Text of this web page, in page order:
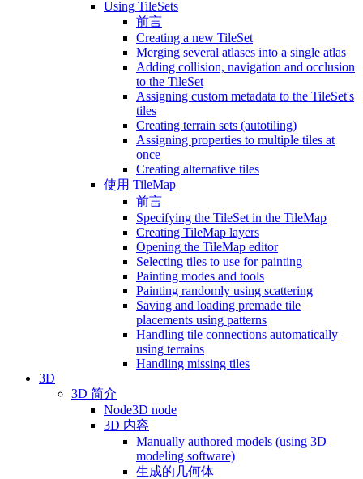
Using TileSets
前言
Creating a new TileSet
Merging several atlases into a single atlas
Adding collision, navigation and occlusion
to the TileSet
Assigning custom metadata to the TileSet's
tiles
Creating terrain sets (autotiling)
Assigning properties to multiple tiles at
once
Creating alternative tiles
使用 TileMap
前言
Specifying the TileSet in the TileMap
Creating TileMap layers
Opening the TileMap editor
Selecting tiles to use for painting
Painting modes and tools
Painting randomly using scattering
Saving and loading premade tile
placements using patterns
Handling tile connections automatically
using terrains
Handling missing tiles
3D
3D 简介
Node3D node
3D 内容
Manually authored models (using 3D
modeling software)
生成的几何体